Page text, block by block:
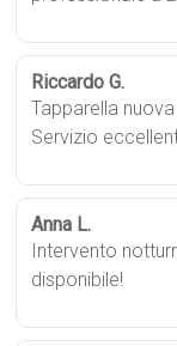
Riccardo G.
Tapparella
Servizio
Anna L.
Intervento
disponibile!